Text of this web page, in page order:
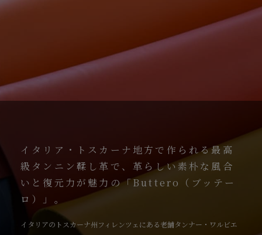
イタリア・トスカーナ地方で作られる最高
級タンニン鞣し革で、革らしい素朴な風合
いと復元力が魅力の「Buttero（ブッテー
ロ）」。
イタリアのトスカーナ州フィレンツェにある老舗タンナー・ワルビエ